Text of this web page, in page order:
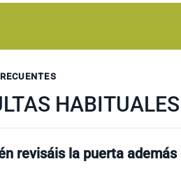
revisáis la puerta además